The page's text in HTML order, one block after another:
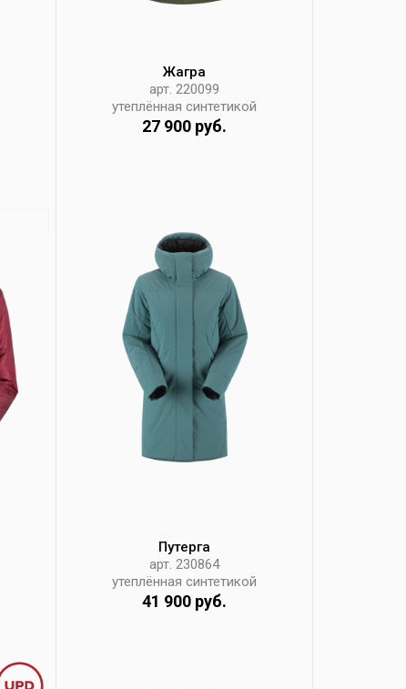
Жагра
арт. 220099
утеплённая синтетикой
27 900 руб.
Путерга
арт. 230864
утеплённая синтетикой
41 900 руб.